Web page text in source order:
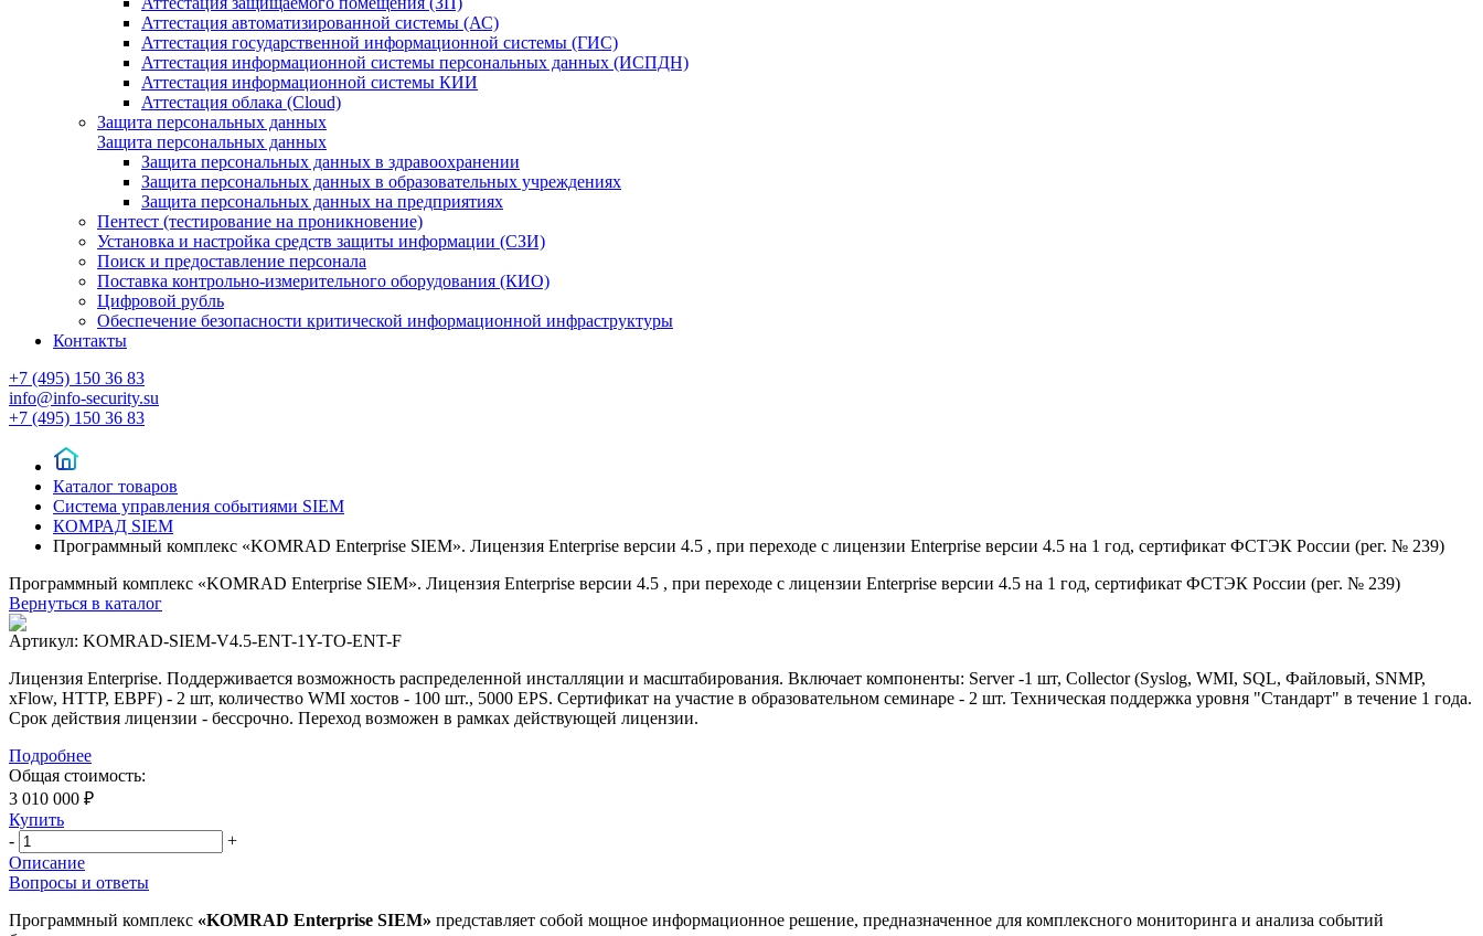
Аттестация автоматизированной системы (АС)
Аттестация государственной информационной системы (ГИС)
Аттестация информационной системы персональных данных (ИСПДН)
Аттестация информационной системы КИИ
Аттестация облака (Cloud)
Защита персональных данных
Защита персональных данных
Защита персональных данных в здравоохранении
Защита персональных данных в образовательных учреждениях
Защита персональных данных на предприятиях
Пентест (тестирование на проникновение)
Установка и настройка средств защиты информации (СЗИ)
Поиск и предоставление персонала
Поставка контрольно-измерительного оборудования (КИО)
Цифровой рубль
Обеспечение безопасности критической информационной инфраструктуры
Контакты
+7 (495) 150 36 83
info@info-security.su
+7 (495) 150 36 83
Каталог товаров
Система управления событиями SIEM
КОМРАД SIEM
Программный комплекс «KOMRAD Enterprise SIEM». Лицензия Enterprise версии 4.5 , при переходе с лицензии Enterprise версии 4.5 на 1 год, сертификат ФСТЭК России (рег. № 239)
Программный комплекс «KOMRAD Enterprise SIEM». Лицензия Enterprise версии 4.5 , при переходе с лицензии Enterprise версии 4.5 на 1 год, сертификат ФСТЭК России (рег. № 239)
Вернуться в каталог
Артикул: KOMRAD-SIEM-V4.5-ENT-1Y-TO-ENT-F
Лицензия Enterprise. Поддерживается возможность распределенной инсталляции и масштабирования. Включает компоненты: Server -1 шт, Collector (Syslog, WMI, SQL, Файловый, SNMP,
xFlow, HTTP, EBPF) - 2 шт, количество WMI хостов - 100 шт., 5000 EPS. Сертификат на участие в образовательном семинаре - 2 шт. Техническая поддержка уровня "Стандарт" в течение 1 года.
Срок действия лицензии - бессрочно. Переход возможен в рамках действующей лицензии.
Подробнее
Общая стоимость:
3 010 000 ₽
Купить
-
+
Описание
Вопросы и ответы
Программный комплекс «KOMRAD Enterprise SIEM» представляет собой мощное информационное решение, предназначенное для комплексного мониторинга и анализа событий